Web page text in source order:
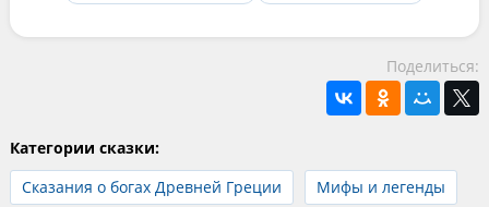
Поделиться:
Категории сказки:
Сказания о богах Древней Греции
Мифы и легенды